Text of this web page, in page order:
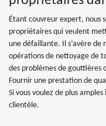
Étant couvreur expert, nous
propriétaires qui veulent
une défaillante. Il s’avère de
opérations de nettoyage de
des problèmes de gouttières
Fournir une prestation de
Si vous voulez de plus
clientèle.